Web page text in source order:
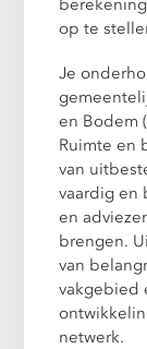
op te
Je
en Bodem
Ruimte en
van
vaardig en
en
brengen.
van
vakgebied
netwerk.